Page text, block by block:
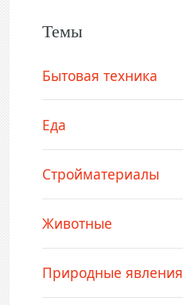
Темы
Бытовая техника
Еда
Стройматериалы
Животные
Природные явления